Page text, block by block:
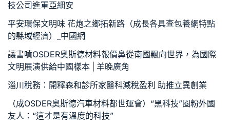
技公司進軍亞細安
平安環保文明味 花炮之鄉拓新路（成長各具查包養網特點
的縣域經濟）_中國網
讓書噴OSDER奧斯德材料報價鼻從南國飄向世界，為國際
文明展演供給中國樣本 | 羊晚廣角
淄川稅務：開釋森和診所家醫科減稅盈利 助推立異創業
（成OSDER奧斯德汽車材料都世運會）“黑科技”圈粉外國
友人：“這才是有溫度的科技”